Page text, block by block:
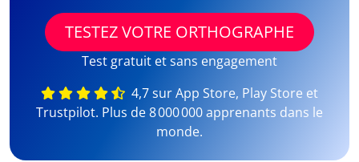
TESTEZ VOTRE ORTHOGRAPHE
Test gratuit et sans engagement
4,7 sur App Store, Play Store et
Trustpilot. Plus de 8 000 000 apprenants dans le
monde.